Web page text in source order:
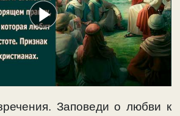
Заповеди о любви к